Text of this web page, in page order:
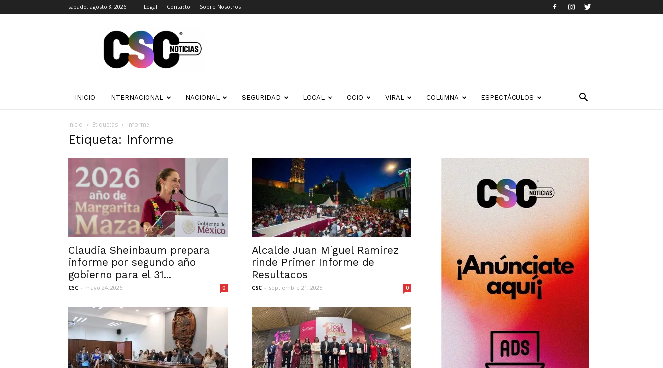
sábado, agosto 8, 2026 Legal Contacto Sobre Nosotros
Noticias
INICIO INTERNACIONAL NACIONAL SEGURIDAD LOCAL OCIO VIRAL COLUMNA ESPECTÁCULOS
Inicio Etiquetas Informe
Etiqueta: Informe
Claudia Sheinbaum prepara
informe por segundo año
gobierno para el 31...
CSC - mayo 24, 2026 0
Alcalde Juan Miguel Ramírez
rinde Primer Informe de
Resultados
CSC - septiembre 21, 2025 0